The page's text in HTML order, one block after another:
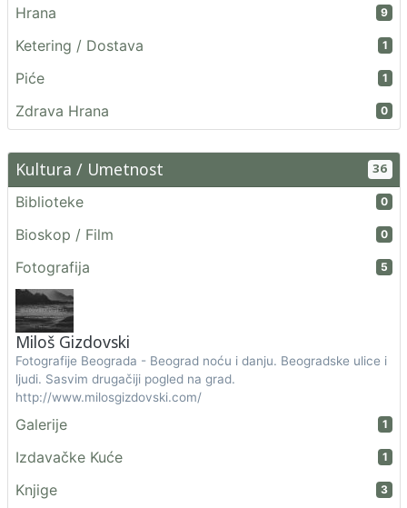
Hrana 9
Ketering / Dostava 1
Piće 1
Zdrava Hrana 0
Kultura / Umetnost 36
Biblioteke 0
Bioskop / Film 0
Fotografija 5
Miloš Gizdovski
Fotografije Beograda - Beograd noću i danju. Beogradske ulice i
ljudi. Sasvim drugačiji pogled na grad.
http://www.milosgizdovski.com/
Galerije 1
Izdavačke Kuće 1
Knjige 3